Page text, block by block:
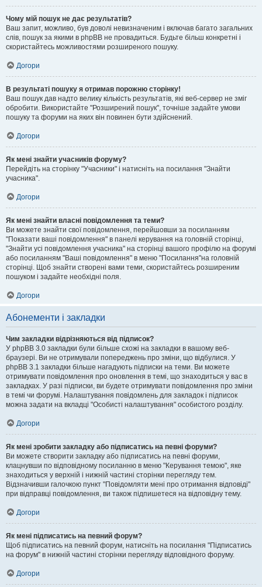
Чому мій пошук не дає результатів?
Ваш запит, можливо, був доволі невизначеним і включав багато загальних
слів, пошук за якими в phpBB не провадиться. Будьте більш конкретні і
скористайтесь можливостями розширеного пошуку.
Догори
В результаті пошуку я отримав порожню сторінку!
Ваш пошук дав надто велику кількість результатів, які веб-сервер не зміг
обробити. Використайте "Розширений пошук", точніше задайте умови
пошуку та форуми на яких він повинен бути здійснений.
Догори
Як мені знайти учасників форуму?
Перейдіть на сторінку "Учасники" і натисніть на посилання "Знайти
учасника".
Догори
Як мені знайти власні повідомлення та теми?
Ви можете знайти свої повідомлення, перейшовши за посиланням
"Показати ваші повідомлення" в панелі керування на головній сторінці,
"Знайти усі повідомлення учасника" на сторінці вашого профілю на форумі
або посиланням "Ваші повідомлення" в меню "Посилання"на головній
сторінці. Щоб знайти створені вами теми, скористайтесь розширеним
пошуком і задайте необхідні поля.
Догори
Абонементи і закладки
Чим закладки відрізняються від підписок?
У phpBB 3.0 закладки були більше схожі на закладки в вашому веб-
браузері. Ви не отримували попереджень про зміни, що відбулися. У
phpBB 3.1 закладки більше нагадують підписки на теми. Ви можете
отримувати повідомлення про оновлення в темі, що знаходиться у вас в
закладках. У разі підписки, ви будете отримувати повідомлення про зміни
в темі чи форумі. Налаштування повідомлень для закладок і підписок
можна задати на вкладці "Особисті налаштування" особистого розділу.
Догори
Як мені зробити закладку або підписатись на певні форуми?
Ви можете створити закладку або підписатись на певні форуми,
клацнувши по відповідному посиланню в меню "Керування темою", яке
знаходиться у верхній і нижній частині сторінки перегляду тем.
Відзначивши галочкою пункт "Повідомляти мені про отримання відповіді"
при відправці повідомлення, ви також підпишетеся на відповідну тему.
Догори
Як мені підписатись на певний форум?
Щоб підписатись на певний форум, натисніть на посилання "Підписатись
на форум" в нижній частині сторінки перегляду відповідного форуму.
Догори